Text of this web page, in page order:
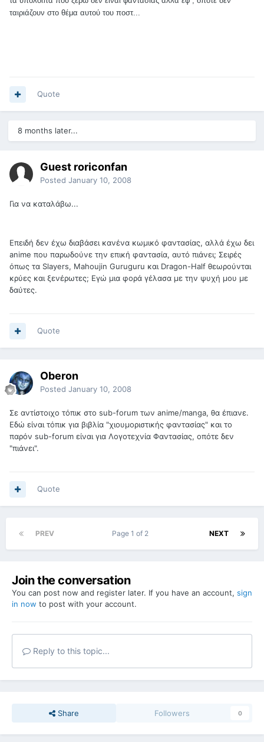
ταιριάζουν στο θέμα αυτού του ποστ...
Quote
8 months later...
Guest roriconfan
Posted January 10, 2008
Για να καταλάβω...
Επειδή δεν έχω διαβάσει κανένα κωμικό φαντασίας, αλλά έχω δει
anime που παρωδούνε την επική φαντασία, αυτό πιάνει; Σειρές
όπως τα Slayers, Mahoujin Guruguru και Dragon-Half θεωρούνται
κρύες και ξενέρωτες; Εγώ μια φορά γέλασα με την ψυχή μου με
δαύτες.
Quote
Oberon
Posted January 10, 2008
Σε αντίστοιχο τόπικ στο sub-forum των anime/manga, θα έπιανε.
Εδώ είναι τόπικ για βιβλία "χιουμοριστικής φαντασίας" και το
παρόν sub-forum είναι για Λογοτεχνία Φαντασίας, οπότε δεν
"πιάνει".
Quote
PREV NEXT
Page 1 of 2
Join the conversation
You can post now and register later. If you have an account, sign
in now to post with your account.
Reply to this topic...
Share Followers 0